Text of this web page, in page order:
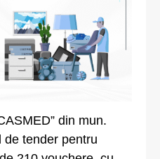
din mun.
de tender pentru